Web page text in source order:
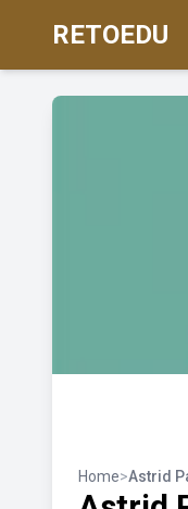
RETOEDU
Home>Astrid